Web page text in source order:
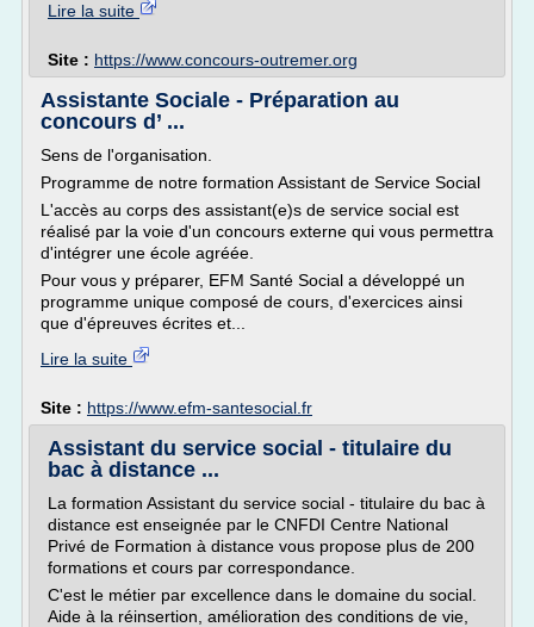
Lire la suite
Site : https://www.concours-outremer.org
Assistante Sociale - Préparation au
concours d’ ...
Sens de l'organisation.
Programme de notre formation Assistant de Service Social
L'accès au corps des assistant(e)s de service social est
réalisé par la voie d'un concours externe qui vous permettra
d'intégrer une école agréée.
Pour vous y préparer, EFM Santé Social a développé un
programme unique composé de cours, d'exercices ainsi
que d'épreuves écrites et...
Lire la suite
Site : https://www.efm-santesocial.fr
Assistant du service social - titulaire du
bac à distance ...
La formation Assistant du service social - titulaire du bac à
distance est enseignée par le CNFDI Centre National
Privé de Formation à distance vous propose plus de 200
formations et cours par correspondance.
C'est le métier par excellence dans le domaine du social.
Aide à la réinsertion, amélioration des conditions de vie,